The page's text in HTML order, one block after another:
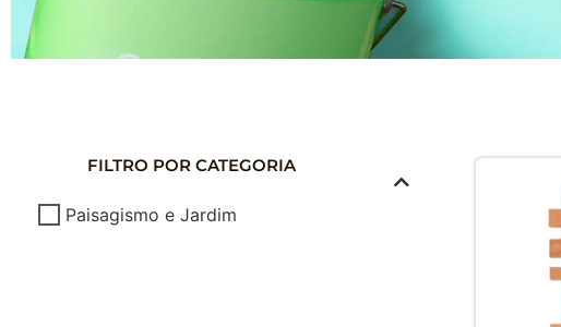
DOMÉSTICA
Composte seus Resíduos - Trate seu Jardim -
FILTRO POR CATEGORIA
Paisagismo e Jardim